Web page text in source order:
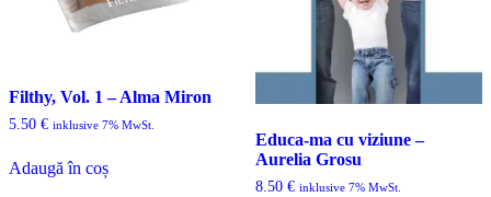
Filthy, Vol. 1 – Alma Miron
5.50 € inklusive 7% MwSt.
Adaugă în coș
Educa-ma cu viziune –
Aurelia Grosu
8.50 € inklusive 7% MwSt.